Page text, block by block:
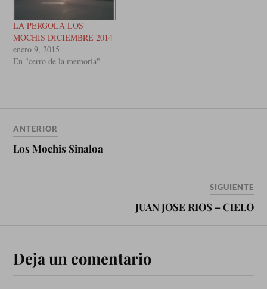
LA PERGOLA LOS
MOCHIS DICIEMBRE 2014
enero 9, 2015
En "cerro de la memoria"
ANTERIOR
Los Mochis Sinaloa
SIGUIENTE
JUAN JOSE RIOS – CIELO
Deja un comentario